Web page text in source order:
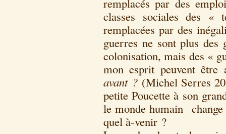
remplacés par des
classes sociales des «
remplacées par des
guerres ne sont plus des
colonisation, mais des «
mon esprit peuvent
avant ? (Michel Serres
petite Poucette à son
le monde humain
quel à-venir ?